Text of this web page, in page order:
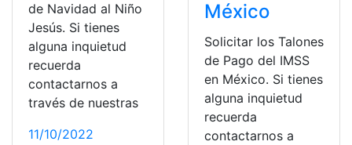
de Navidad al Niño
Jesús. Si tienes
alguna inquietud
recuerda
contactarnos a
través de nuestras
11/10/2022
México
Solicitar los Talones
de Pago del IMSS
en México. Si tienes
alguna inquietud
recuerda
contactarnos a